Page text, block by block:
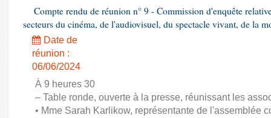
Compte rendu de réunion n° 9 - Commission d'enquête
secteurs du cinéma, de l'audiovisuel, du spectacle vivant, de la
Date de
réunion :
06/06/2024
À 9 heures 30
– Table ronde, ouverte à la presse, réunissant les
• Mme Sarah Karlikow, représentante de l'assemblée